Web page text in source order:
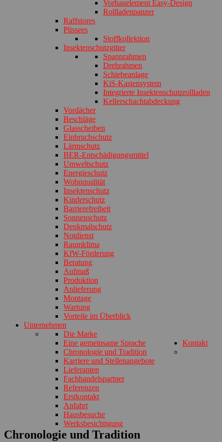
Vorbauelement Easy-Design
Rollladenpanzer
Raffstores
Plissees
Stoffkollektion
Insektenschutzgitter
Spannrahmen
Drehrahmen
Schiebeanlage
KiS-Kastensystem
Integrierte Insektenschutzrollladen
Kellerschachtabdeckung
Vordächer
Beschläge
Glasscheiben
Einbruchschutz
Lärmschutz
BER-Entschädigungsmittel
Umweltschutz
Energieschutz
Wohnqualität
Insektenschutz
Kinderschutz
Barrierefreiheit
Sonnenschutz
Denkmalschutz
Notdienst
Raumklima
KfW-Förderung
Beratung
Aufmaß
Produktion
Anlieferung
Montage
Wartung
Vorteile im Überblick
Unternehmen
Die Marke
Eine gemeinsame Sprache
Chronologie und Tradition
Karriere und Stellenangebote
Lieferanten
Fachhandelspartner
Referenzen
Kontakt
Erstkontakt
Anfahrt
Hausbesuche
Werksbesichtigung
Chronologie und Tradition